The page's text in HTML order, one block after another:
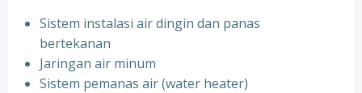
Sistem instalasi air dingin dan panas
bertekanan
⁠Jaringan air minum
⁠Sistem pemanas air (water heater)